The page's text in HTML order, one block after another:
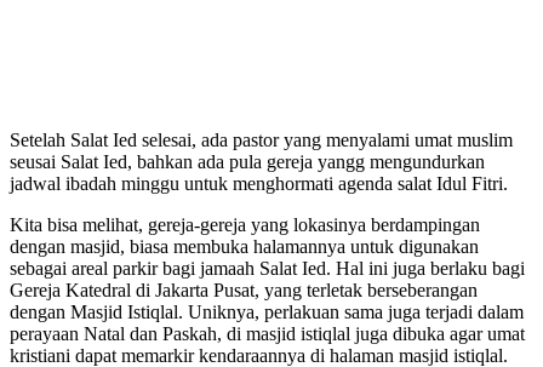
Setelah Salat Ied selesai, ada pastor yang menyalami umat muslim
seusai Salat Ied, bahkan ada pula gereja yangg mengundurkan
jadwal ibadah minggu untuk menghormati agenda salat Idul Fitri.
Kita bisa melihat, gereja-gereja yang lokasinya berdampingan
dengan masjid, biasa membuka halamannya untuk digunakan
sebagai areal parkir bagi jamaah Salat Ied. Hal ini juga berlaku bagi
Gereja Katedral di Jakarta Pusat, yang terletak berseberangan
dengan Masjid Istiqlal. Uniknya, perlakuan sama juga terjadi dalam
perayaan Natal dan Paskah, di masjid istiqlal juga dibuka agar umat
kristiani dapat memarkir kendaraannya di halaman masjid istiqlal.